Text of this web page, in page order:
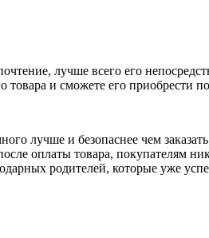
лучше всего его
товара и сможете его приобрести
лучше и безопаснее чем
оплаты товара, покупателям
родителей, которые уже